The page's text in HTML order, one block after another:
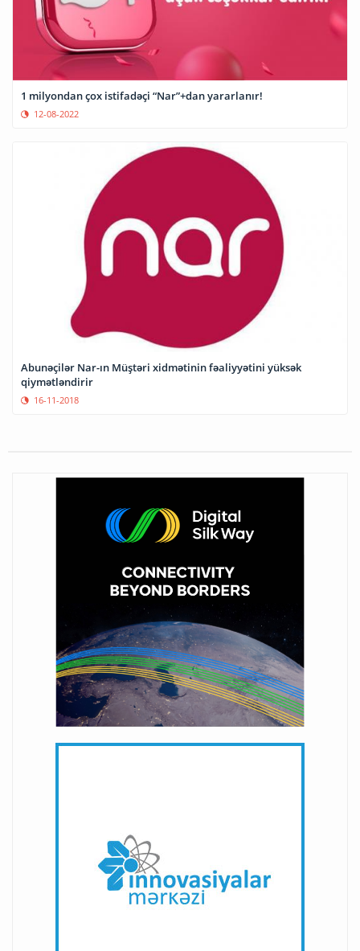
12-08-2022
Abunəçilər Nar-ın Müştəri xidmətinin fəaliyyətini yüksək
qiymətləndirir
16-11-2018